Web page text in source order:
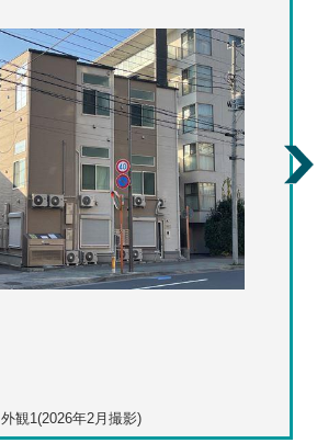
外観1(2026年2月撮影)